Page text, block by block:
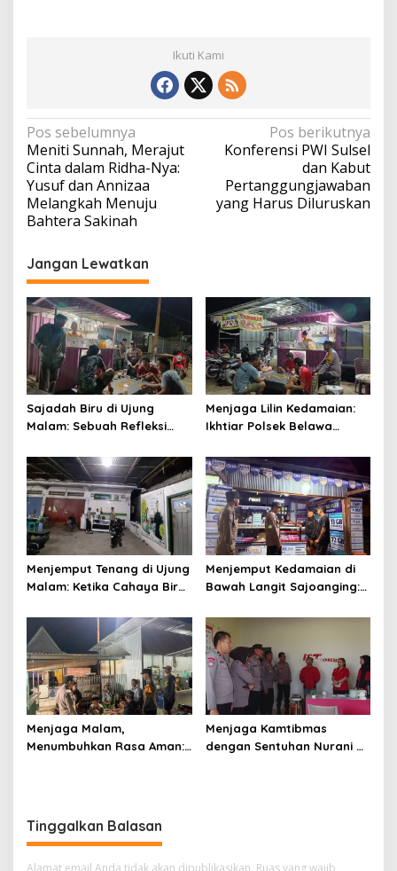
Ikuti Kami
Navigasi
pos
Pos sebelumnya
Meniti Sunnah, Merajut
Cinta dalam Ridha-Nya:
Yusuf dan Annizaa
Melangkah Menuju
Bahtera Sakinah
Pos berikutnya
Konferensi PWI Sulsel
dan Kabut
Pertanggungjawaban
yang Harus Diluruskan
Jangan Lewatkan
Sajadah Biru di Ujung
Malam: Sebuah Refleksi
Silaturahmi
Menjaga Lilin Kedamaian:
Ikhtiar Polsek Belawa
Ketenteraman Umat
Menjemput Tenang di Ujung
Malam: Ketika Cahaya Biru
Istirahat Warga
Sabbangparu
Menjemput Kedamaian di
Bawah Langit Sajoanging:
Polisi, dan Hati yang
Menjaga
Menjaga Malam,
Menumbuhkan Rasa Aman:
Menjaga Kamtibmas
dengan Sentuhan Nurani di
Tinggalkan Balasan